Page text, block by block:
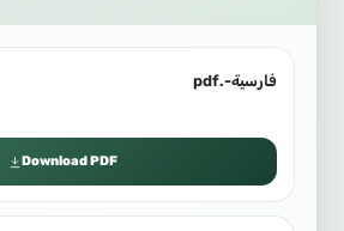
فارسية-.pdf
Download PDF